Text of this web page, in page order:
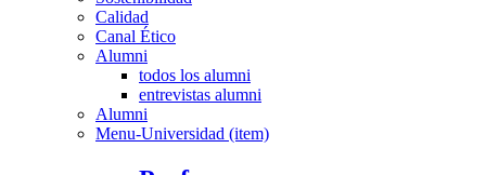
Calidad
Canal Ético
Alumni
todos los alumni
entrevistas alumni
Alumni
Menu-Universidad (item)